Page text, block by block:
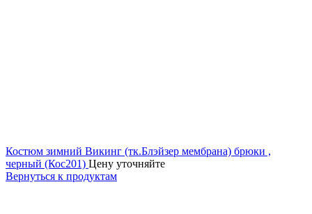
Костюм зимний Викинг (тк.Блэйзер мембрана) брюки ,
черный (Кос201) Цену уточняйте
Вернуться к продуктам